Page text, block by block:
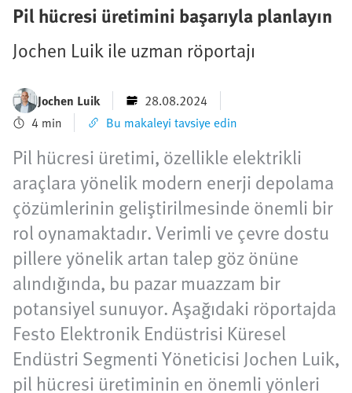
Pil hücresi üretimini başarıyla planlayın
Jochen Luik ile uzman röportajı
Jochen Luik
28.08.2024
4 min
Bu makaleyi tavsiye edin
Pil hücresi üretimi, özellikle elektrikli
araçlara yönelik modern enerji depolama
çözümlerinin geliştirilmesinde önemli bir
rol oynamaktadır. Verimli ve çevre dostu
pillere yönelik artan talep göz önüne
alındığında, bu pazar muazzam bir
potansiyel sunuyor. Aşağıdaki röportajda
Festo Elektronik Endüstrisi Küresel
Endüstri Segmenti Yöneticisi Jochen Luik,
pil hücresi üretiminin en önemli yönleri